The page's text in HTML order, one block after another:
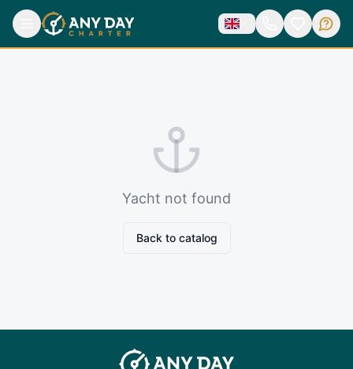
Yacht not found
Back to catalog